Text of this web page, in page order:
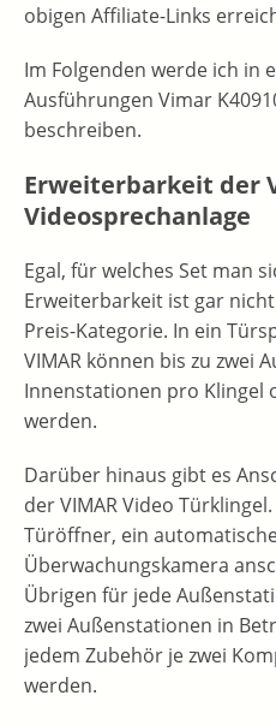
obigen Affiliate-Links
Im Folgenden werde ich in
Ausführungen Vimar
beschreiben.
Erweiterbarkeit der
Videosprechanlage
Egal, für welches Set man
Erweiterbarkeit ist gar
Preis-Kategorie. In ein
VIMAR können bis zu zwei
Innenstationen pro Klingel
werden.
Darüber hinaus gibt es
der VIMAR Video
Türöffner, ein
Überwachungskamera
Übrigen für jede
zwei Außenstationen in
jedem Zubehör je zwei
werden.